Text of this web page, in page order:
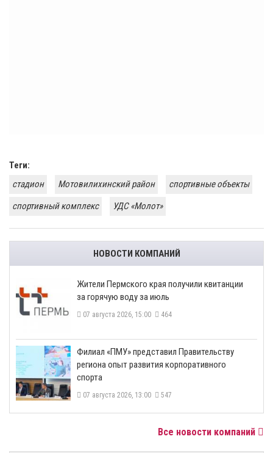
Теги:
стадион
Мотовилихинский район
спортивные объекты
спортивный комплекс
УДС «Молот»
НОВОСТИ КОМПАНИЙ
​Жители Пермского края получили квитанции
за горячую воду за июль
07 августа 2026, 15:00 464
​Филиал «ПМУ» представил Правительству
региона опыт развития корпоративного
спорта
07 августа 2026, 13:00 547
Все новости компаний